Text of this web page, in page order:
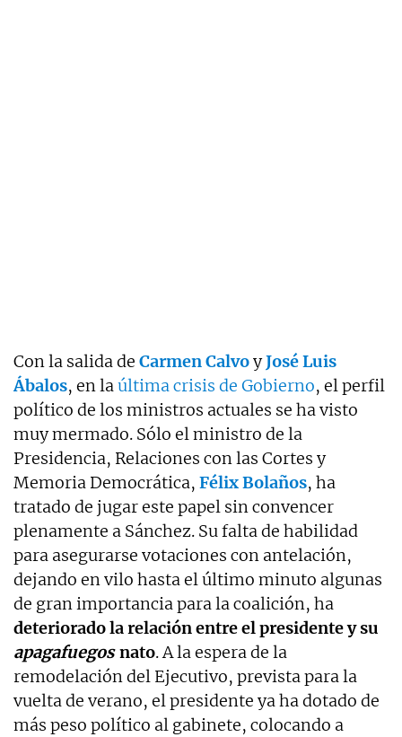
Con la salida de Carmen CalvoyJosé Luis
Ábalos, en laúltima crisis de Gobierno, el perfil
político de los ministros actuales se ha visto
muy mermado. Sólo el ministro de la
Presidencia, Relaciones con las Cortes y
Memoria Democrática, Félix Bolaños, ha
tratado de jugar este papel sin convencer
plenamente a Sánchez. Su falta de habilidad
para asegurarse votaciones con antelación,
dejando en vilo hasta el último minuto algunas
de gran importancia para la coalición, ha
deteriorado la relación entre el presidente y su
apagafuegosnato. A la espera de la
remodelación del Ejecutivo, prevista para la
vuelta de verano, el presidente ya ha dotado de
más peso político al gabinete, colocando a